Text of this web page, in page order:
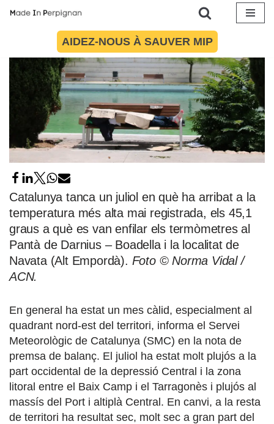
contenu
AIDEZ-NOUS À SAUVER MIP
Catalunya tanca un juliol en què ha arribat a la
temperatura més alta mai registrada, els 45,1
graus a què es van enfilar els termòmetres al
Pantà de Darnius – Boadella i la localitat de
Navata (Alt Empordà). Foto © Norma Vidal /
ACN.
En general ha estat un mes càlid, especialment al
quadrant nord-est del territori, informa el Servei
Meteorològic de Catalunya (SMC) en la nota de
premsa de balanç. El juliol ha estat molt plujós a la
part occidental de la depressió Central i la zona
litoral entre el Baix Camp i el Tarragonès i plujós al
massís del Port i altiplà Central. En canvi, a la resta
de territori ha resultat sec, molt sec a gran part del